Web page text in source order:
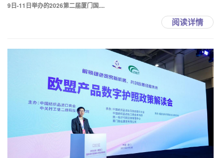
9日-11日举办的2026第二届厦门国....
阅读详情